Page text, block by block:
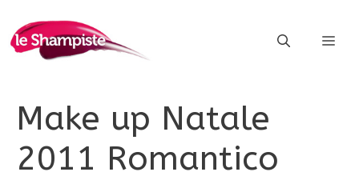
contenuto
Make up Natale
2011 Romantico